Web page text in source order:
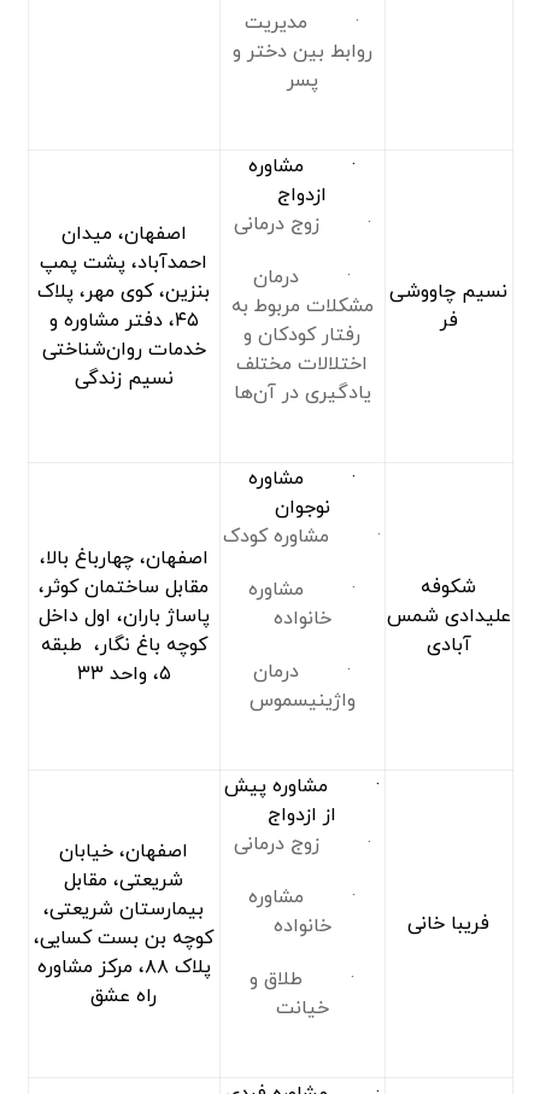
· مدیریت
روابط بین دختر و
پسر
نسیم چاووشی
فر
· مشاوره
ازدواج
· زوج درمانی
· درمان
مشکلات مربوط به
رفتار کودکان و
اختلالات مختلف
یادگیری در آن‌ها
اصفهان، میدان
احمدآباد، پشت پمپ
بنزین، کوی مهر، پلاک
۴۵، دفتر مشاوره و
خدمات روان‌شناختی
نسیم زندگی
شکوفه
علیدادی شمس
آبادی
· مشاوره
نوجوان
· مشاوره کودک
· مشاوره
خانواده
· درمان
واژینیسموس
اصفهان، چهارباغ بالا،
مقابل ساختمان کوثر،
پاساژ باران، اول داخل
کوچه باغ نگار، طبقه
۵، واحد ۳۳
فریبا خانی
· مشاوره پیش
از ازدواج
· زوج درمانی
· مشاوره
خانواده
· طلاق و
خیانت
اصفهان، خیابان
شریعتی، مقابل
بیمارستان شریعتی،
کوچه بن بست کسایی،
پلاک ۸۸، مرکز مشاوره
راه عشق